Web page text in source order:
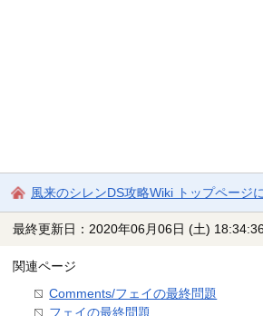
風来のシレンDS攻略Wiki トップページ
最終更新日：2020年06月06日 (土)
関連ページ
Comments/フェイの最終問題
フェイの最終問題